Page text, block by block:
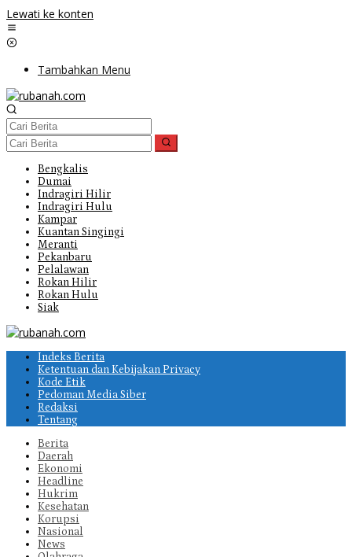
Lewati ke konten
Tambahkan Menu
Bengkalis
Dumai
Indragiri Hilir
Indragiri Hulu
Kampar
Kuantan Singingi
Meranti
Pekanbaru
Pelalawan
Rokan Hilir
Rokan Hulu
Siak
Indeks Berita
Ketentuan dan Kebijakan Privacy
Kode Etik
Pedoman Media Siber
Redaksi
Tentang
Berita
Daerah
Ekonomi
Headline
Hukrim
Kesehatan
Korupsi
Nasional
News